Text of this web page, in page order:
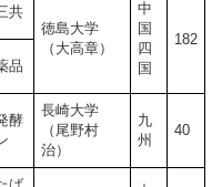
共
徳島大学
（大高章）
中
国
四
国
182
品
酵
長崎大学
（尾野村
治）
九
州
40